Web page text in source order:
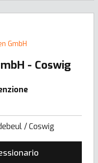
GmbH
- Coswig
/ Coswig